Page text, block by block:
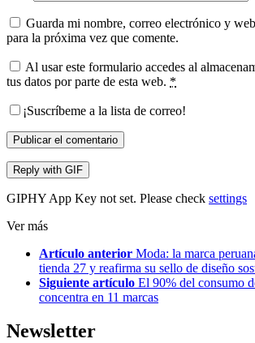
Guarda mi nombre, correo electrónico y
para la próxima vez que comente.
Al usar este formulario accedes al
tus datos por parte de esta web. *
¡Suscríbeme a la lista de correo!
Publicar el comentario
Reply with GIF
GIPHY App Key not set. Please check settings
Ver más
Artículo anterior Moda: la marca
tienda 27 y reafirma su sello de diseño
Siguiente artículo El 90% del consumo
concentra en 11 marcas
Newsletter